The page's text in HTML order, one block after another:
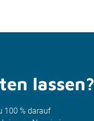
lassen?
100 % darauf